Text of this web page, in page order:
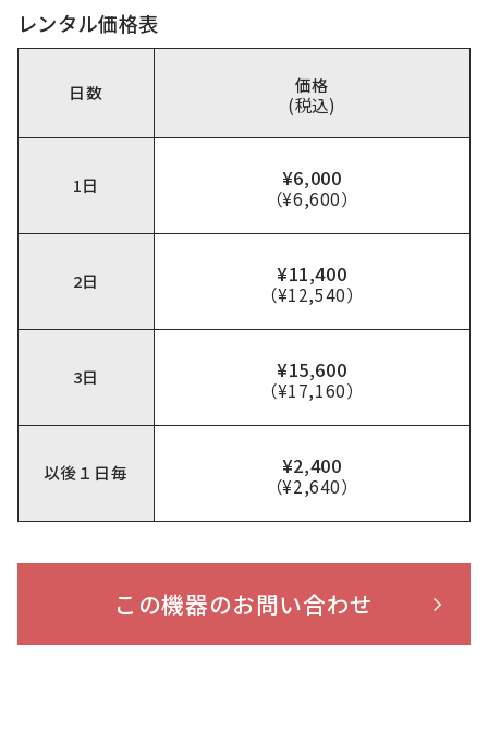
レンタル価格表
日数 価格
(税込)
1日 ¥6,000
（¥6,600）
2日 ¥11,400
（¥12,540）
3日 ¥15,600
（¥17,160）
以後１日毎 ¥2,400
（¥2,640）
この機器のお問い合わせ